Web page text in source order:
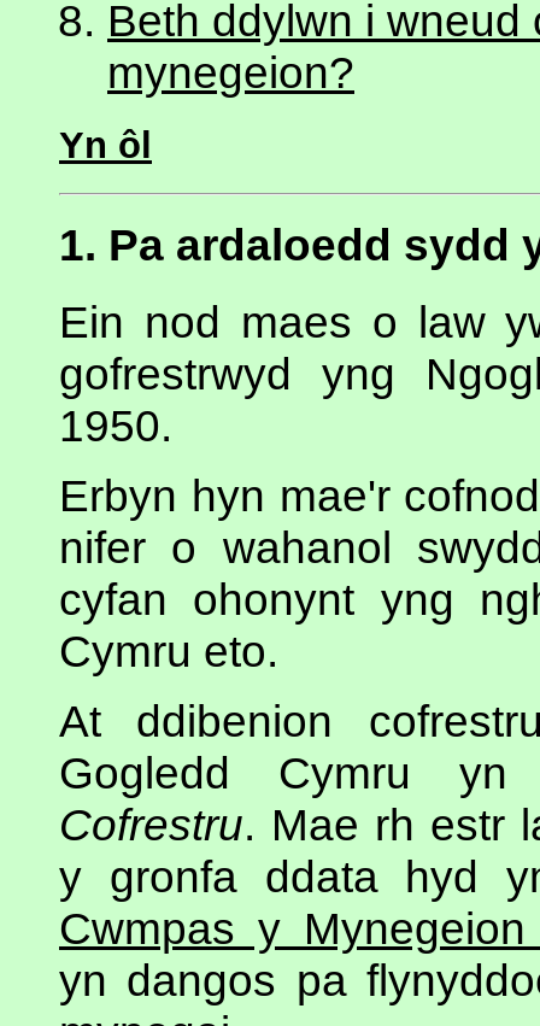
Beth ddylwn i
mynegeion?
Yn ôl
1. Pa ardaloedd sydd
Ein nod maes o law
gofrestrwyd yng
1950.
Erbyn hyn mae'r
nifer o wahanol
cyfan ohonynt yng
Cymru eto.
At ddibenion
Gogledd Cymru
Cofrestru. Mae rh estr
y gronfa ddata hyd
Cwmpas y
yn dangos pa